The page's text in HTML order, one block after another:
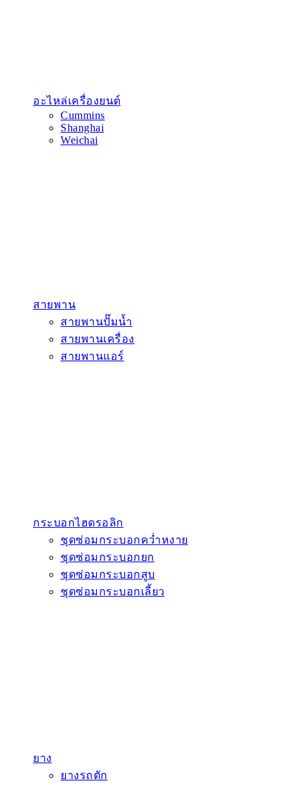
อะไหล่เครื่องยนต์
Cummins
Shanghai
Weichai
สายพาน
สายพานปั๊มน้ำ
สายพานเครื่อง
สายพานแอร์
กระบอกไฮดรอลิก
ชุดซ่อมกระบอกคว่ำหงาย
ชุดซ่อมกระบอกยก
ชุดซ่อมกระบอกสูบ
ชุดซ่อมกระบอกเลี้ยว
ยาง
ยางรถตัก